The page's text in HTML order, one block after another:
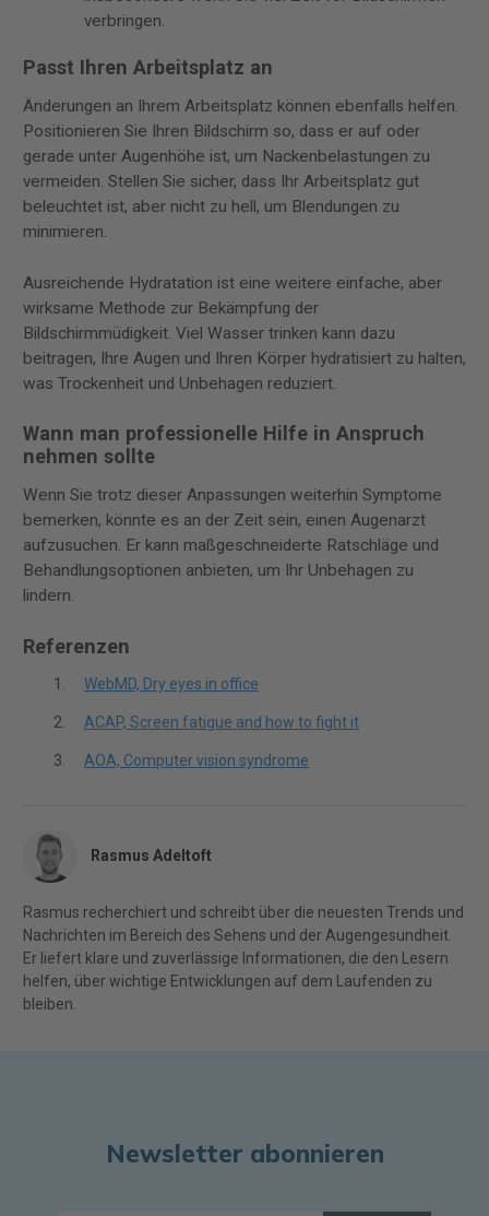
verbringen.
Passt Ihren Arbeitsplatz an
Änderungen an Ihrem Arbeitsplatz können ebenfalls helfen.
Positionieren Sie Ihren Bildschirm so, dass er auf oder
gerade unter Augenhöhe ist, um Nackenbelastungen zu
vermeiden. Stellen Sie sicher, dass Ihr Arbeitsplatz gut
beleuchtet ist, aber nicht zu hell, um Blendungen zu
minimieren.
Ausreichende Hydratation ist eine weitere einfache, aber
wirksame Methode zur Bekämpfung der
Bildschirmmüdigkeit. Viel Wasser trinken kann dazu
beitragen, Ihre Augen und Ihren Körper hydratisiert zu halten,
was Trockenheit und Unbehagen reduziert.
Wann man professionelle Hilfe in Anspruch
nehmen sollte
Wenn Sie trotz dieser Anpassungen weiterhin Symptome
bemerken, könnte es an der Zeit sein, einen Augenarzt
aufzusuchen. Er kann maßgeschneiderte Ratschläge und
Behandlungsoptionen anbieten, um Ihr Unbehagen zu
lindern.
Referenzen
WebMD, Dry eyes in office
ACAP, Screen fatigue and how to fight it
AOA, Computer vision syndrome
Rasmus Adeltoft
Rasmus recherchiert und schreibt über die neuesten Trends und
Nachrichten im Bereich des Sehens und der Augengesundheit.
Er liefert klare und zuverlässige Informationen, die den Lesern
helfen, über wichtige Entwicklungen auf dem Laufenden zu
bleiben.
Newsletter abonnieren